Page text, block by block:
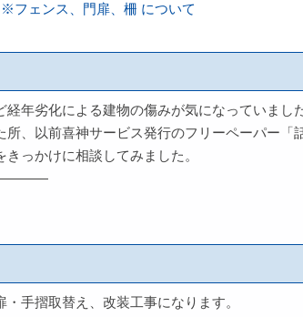
※フェンス、門扉、柵 について
年劣化による建物の傷みが気になっていました
、以前喜神サービス発行のフリーペーパー「
っかけに相談してみました。
手摺取替え、改装工事になります。